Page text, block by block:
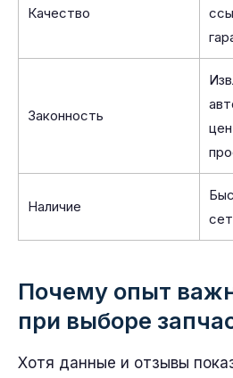
Качество
Законность
Наличие
Почему опыт
при выборе
Хотя данные и отзывы